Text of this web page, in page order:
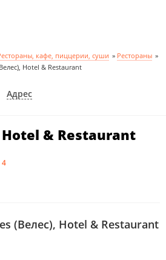
кафе, пиццерии, суши » Рестораны »
Hotel & Restaurant
Адрес
& Restaurant
4
(Велес), Hotel & Restaurant